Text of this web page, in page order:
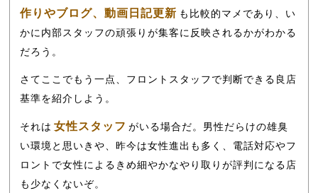
作りやブログ、動画日記更新 も比較的マメであり、い
かに内部スタッフの頑張りが集客に反映されるかがわかる
だろう。
さてここでもう一点、フロントスタッフで判断できる良店
基準を紹介しよう。
それは 女性スタッフ がいる場合だ。男性だらけの雄臭
い環境と思いきや、昨今は女性進出も多く、電話対応やフ
ロントで女性によるきめ細やかなやり取りが評判になる店
も少なくないぞ。